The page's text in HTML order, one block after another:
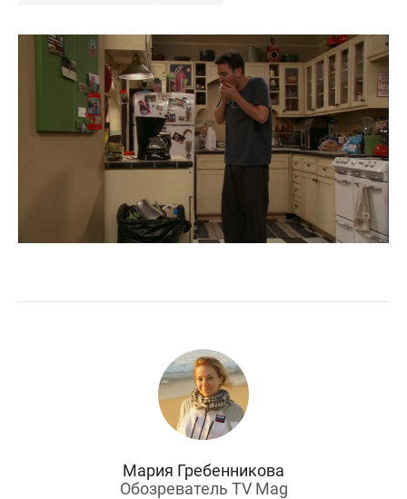
Мария Гребенникова
Обозреватель TV Mag